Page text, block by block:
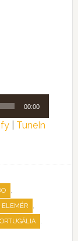
00:00
| TuneIn
,
ELEMÉR ,
,